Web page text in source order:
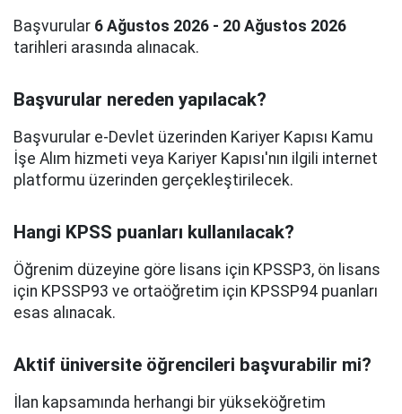
Başvurular 6 Ağustos 2026 - 20 Ağustos 2026
tarihleri arasında alınacak.
Başvurular nereden yapılacak?
Başvurular e-Devlet üzerinden Kariyer Kapısı Kamu
İşe Alım hizmeti veya Kariyer Kapısı'nın ilgili internet
platformu üzerinden gerçekleştirilecek.
Hangi KPSS puanları kullanılacak?
Öğrenim düzeyine göre lisans için KPSSP3, ön lisans
için KPSSP93 ve ortaöğretim için KPSSP94 puanları
esas alınacak.
Aktif üniversite öğrencileri başvurabilir mi?
İlan kapsamında herhangi bir yükseköğretim